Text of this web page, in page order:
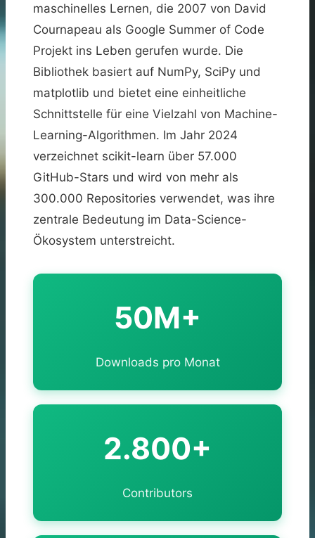
maschinelles Lernen, die 2007 von David
Cournapeau als Google Summer of Code
Projekt ins Leben gerufen wurde. Die
Bibliothek basiert auf NumPy, SciPy und
matplotlib und bietet eine einheitliche
Schnittstelle für eine Vielzahl von Machine-
Learning-Algorithmen. Im Jahr 2024
verzeichnet scikit-learn über 57.000
GitHub-Stars und wird von mehr als
300.000 Repositories verwendet, was ihre
zentrale Bedeutung im Data-Science-
Ökosystem unterstreicht.
50M+
Downloads pro Monat
2.800+
Contributors